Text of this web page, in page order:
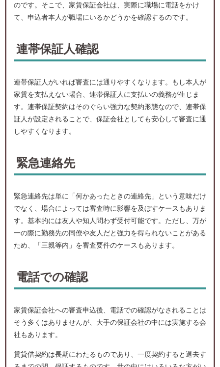
のです。そこで、家賃保証会社は、実際に職場に電話をかけ
て、申込者本人が職場にいるかどうかを確認するのです。
連帯保証人確認
連帯保証人がいれば審査には通りやすくなります。もし本人が
家賃を支払えない場合、連帯保証人に支払いの義務が生じま
す。連帯保証契約はそのぐらい強力な契約形態なので、連帯保
証人が設定されることで、保証会社としても安心して審査に通
しやすくなります。
緊急連絡先
緊急連絡先は単に「何かあったときの連絡先」という意味だけ
でなく、場合によっては審査時に影響を及ぼすケースもありま
す。基本的には友人や知人問わず受付可能です。ただし、万が
一の際に勤務先の同僚や友人だと強力を得られないことがある
ため、「三親等内」を審査要件のケースもあります。
電話での確認
家賃保証会社への審査申込後、電話での確認がなされることは
そう多くはありませんが、大手の保証会社の中には実施する会
社もあります。
賃貸借契約は長期にわたるものであり、一度契約すると退去す